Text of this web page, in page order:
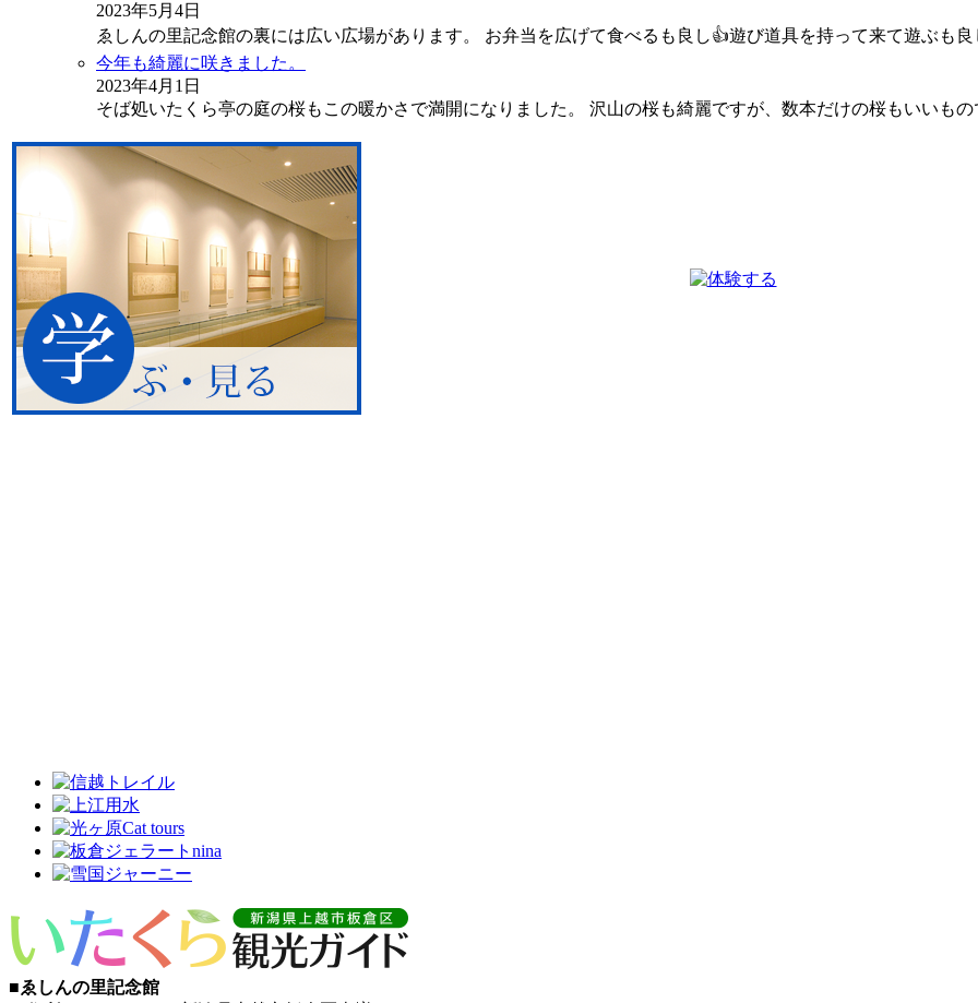
2023年5月4日
ゑしんの里記念館の裏には広い広場があります。 お弁当を広げて食べるも良し👍遊び道具を持って来て遊ぶも良
今年も綺麗に咲きました。
2023年4月1日
そば処いたくら亭の庭の桜もこの暖かさで満開になりました。 沢山の桜も綺麗ですが、数本だけの桜もいいもの
■ゑしんの里記念館